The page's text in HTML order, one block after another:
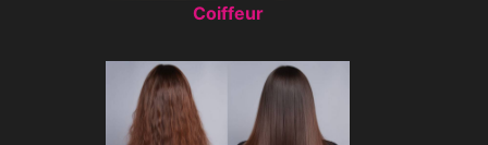
Coiffeur